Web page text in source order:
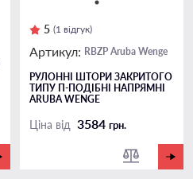
5 (1 відгук)
Артикул: RBZP Aruba Wenge
РУЛОННІ ШТОРИ ЗАКРИТОГО
ТИПУ П-ПОДIБНІ НАПРЯМНІ
ARUBA WENGE
Ціна від 3584 грн.